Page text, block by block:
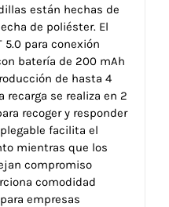
están hechas de
de poliéster. El
para conexión
batería de 200 mAh
de hasta 4
recarga se realiza en 2
recoger y responder
facilita el
mientras que los
compromiso
comodidad
empresas